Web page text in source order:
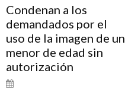
Condenan a los
demandados por el
uso de la imagen de un
menor de edad sin
autorización